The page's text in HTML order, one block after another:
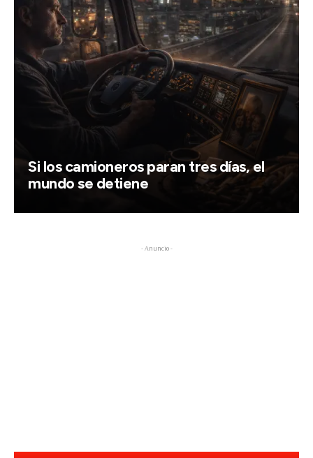
Si los camioneros paran tres días, el
mundo se detiene
- Anuncio -